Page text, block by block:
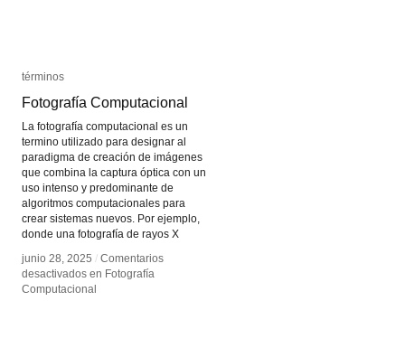
términos
Fotografía Computacional
La fotografía computacional es un
termino utilizado para designar al
paradigma de creación de imágenes
que combina la captura óptica con un
uso intenso y predominante de
algoritmos computacionales para
crear sistemas nuevos. Por ejemplo,
donde una fotografía de rayos X
junio 28, 2025 / Comentarios
desactivados en Fotografía
Computacional
términos
Fotografía Computacional
junio 28, 2025 / Comentarios
desactivados en Fotografía
Computacional